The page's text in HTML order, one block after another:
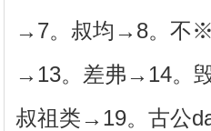
→7。叔均→8。不
→13。差弗→14。
叔祖类→19。古公